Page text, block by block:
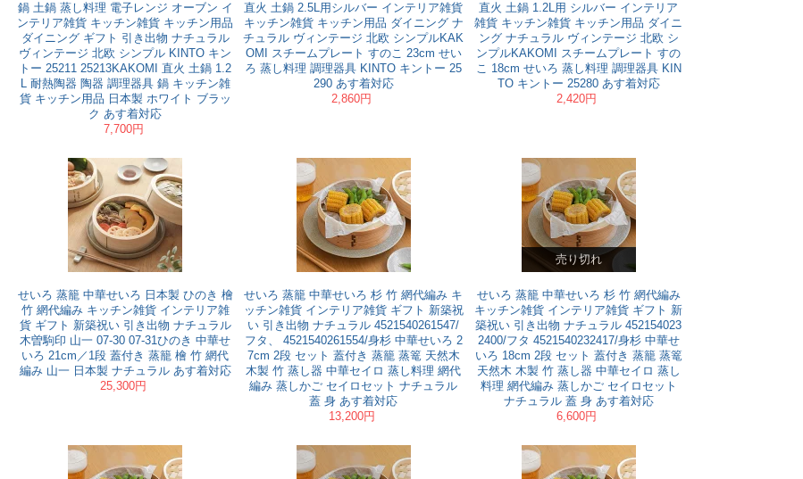
鍋 土鍋 蒸し料理 電子レンジ オーブン イ
ンテリア雑貨 キッチン雑貨 キッチン用品
ダイニング ギフト 引き出物 ナチュラル
ヴィンテージ 北欧 シンプル KINTO キン
トー 25211 25213KAKOMI 直火 土鍋 1.2
L 耐熱陶器 陶器 調理器具 鍋 キッチン雑
貨 キッチン用品 日本製 ホワイト ブラッ
ク あす着対応
7,700円
直火 土鍋 2.5L用シルバー インテリア雑貨
キッチン雑貨 キッチン用品 ダイニング ナ
チュラル ヴィンテージ 北欧 シンプルKAK
OMI スチームプレート すのこ 23cm せい
ろ 蒸し料理 調理器具 KINTO キントー 25
290 あす着対応
2,860円
直火 土鍋 1.2L用 シルバー インテリア
雑貨 キッチン雑貨 キッチン用品 ダイニ
ング ナチュラル ヴィンテージ 北欧 シ
ンプルKAKOMI スチームプレート すの
こ 18cm せいろ 蒸し料理 調理器具 KIN
TO キントー 25280 あす着対応
2,420円
売り切れ
せいろ 蒸籠 中華せいろ 日本製 ひのき 檜
竹 網代編み キッチン雑貨 インテリア雑
貨 ギフト 新築祝い 引き出物 ナチュラル
木曽駒印 山一 07-30 07-31ひのき 中華せ
いろ 21cm／1段 蓋付き 蒸籠 檜 竹 網代
編み 山一 日本製 ナチュラル あす着対応
25,300円
せいろ 蒸籠 中華せいろ 杉 竹 網代編み キ
ッチン雑貨 インテリア雑貨 ギフト 新築祝
い 引き出物 ナチュラル 4521540261547/
フタ、 4521540261554/身杉 中華せいろ 2
7cm 2段 セット 蓋付き 蒸籠 蒸篭 天然木
木製 竹 蒸し器 中華セイロ 蒸し料理 網代
編み 蒸しかご セイロセット ナチュラル
蓋 身 あす着対応
13,200円
せいろ 蒸籠 中華せいろ 杉 竹 網代編み
キッチン雑貨 インテリア雑貨 ギフト 新
築祝い 引き出物 ナチュラル 452154023
2400/フタ 4521540232417/身杉 中華せ
いろ 18cm 2段 セット 蓋付き 蒸籠 蒸篭
天然木 木製 竹 蒸し器 中華セイロ 蒸し
料理 網代編み 蒸しかご セイロセット
ナチュラル 蓋 身 あす着対応
6,600円